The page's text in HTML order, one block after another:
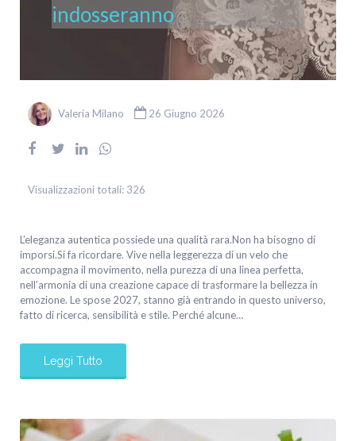
indosseranno
Valeria Milano 26 Giugno 2026
Visualizzazioni totali: 326
L’eleganza autentica possiede una qualità rara.Non ha bisogno di
imporsi.Si fa ricordare. Vive nella leggerezza di un velo che
accompagna il movimento, nella purezza di una linea perfetta,
nell’armonia di una creazione capace di trasformare la bellezza in
emozione. Le spose 2027, stanno già entrando in questo universo,
fatto di ricerca, sensibilità e stile. Perché alcune…
Leggi Tutto